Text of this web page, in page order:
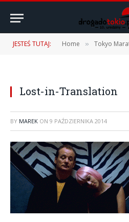
JESTEŚ TUTAJ: Home » Tokyo
Lost-in-Translation
BY MAREK ON 9 PAŹDZIERNIKA 2014